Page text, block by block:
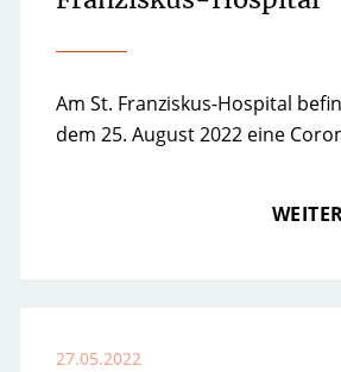
Am St. Franziskus-Hospital
dem 25. August 2022 eine
27.05.2022